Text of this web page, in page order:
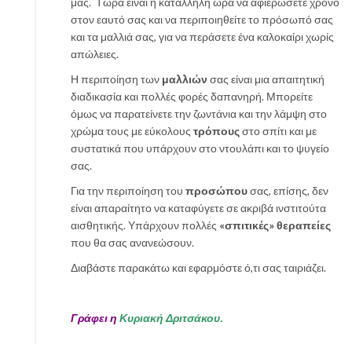
μ
α
τ
τ
υ
π
ο
σ
;
στον εαυτό σας και να περιποιηθείτε το πρόσωπό σας
και τα μαλλιά σας, για να περάσετε ένα καλοκαίρι χωρίς
απώλειες.
Η περιποίηση των μαλλιών σας είναι μια απαιτητική
διαδικασία και πολλές φορές δαπανηρή. Μπορείτε
όμως να παρατείνετε την ζωντάνια και την λάμψη στο
χρώμα τους με εύκολους τρόπουςστο σπίτι και με
συστατικά που υπάρχουν στο ντουλάπι και το ψυγείο
σας.
Για την περιποίηση του προσώπουσας, επίσης, δεν
είναι απαραίτητο να καταφύγετε σε ακριβά ινστιτούτα
αισθητικής. Υπάρχουν πολλές «σπιτικές» θεραπείες
που θα σας ανανεώσουν.
Διαβάστε παρακάτω και εφαρμόστε ό,τι σας ταιριάζει.
Γράφει η Κυριακή Δριτσάκου.